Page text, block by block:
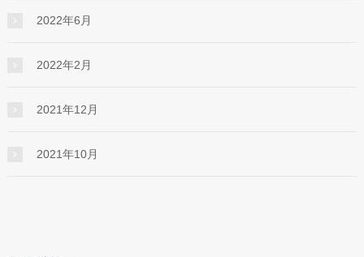
2022年6月
2022年2月
2021年12月
2021年10月